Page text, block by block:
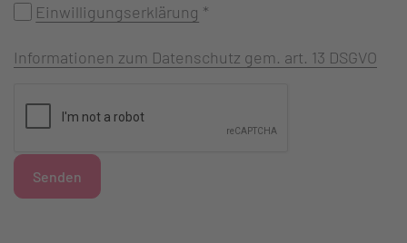
Einwilligungserklärung *
Informationen zum Datenschutz gem. art. 13 DSGVO
Senden